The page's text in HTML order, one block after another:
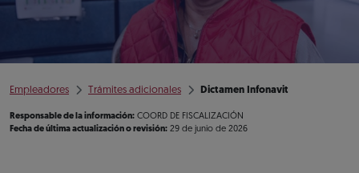
Empleadores Trámites adicionales Dictamen Infonavit
Responsable de la información: COORD DE FISCALIZACIÓN
Fecha de última actualización o revisión: 29 de junio de 2026